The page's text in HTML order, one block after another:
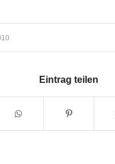
Eintrag teilen